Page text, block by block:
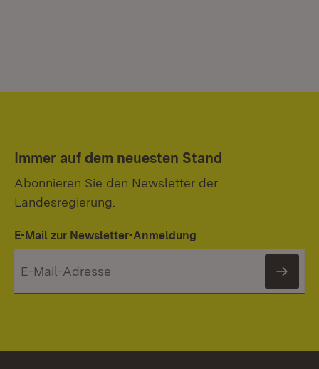
Immer auf dem neuesten Stand
Abonnieren Sie den Newsletter der
Landesregierung.
E-Mail zur Newsletter-Anmeldung